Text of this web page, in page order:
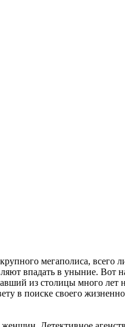
мегаполиса, всего
впадать в уныние. Вот
из столицы много
в поиске своего